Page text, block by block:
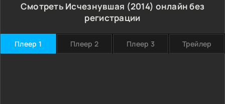
Смотреть Исчезнувшая (2014) онлайн без
регистрации
Плеер 1 Плеер 2 Плеер 3 Трейлер